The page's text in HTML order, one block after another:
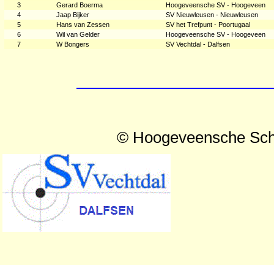
3
Gerard Boerma
Hoogeveensche SV - Hoogeveen
4
Jaap Bijker
SV Nieuwleusen - Nieuwleusen
5
Hans van Zessen
SV het Trefpunt - Poortugaal
6
Wil van Gelder
Hoogeveensche SV - Hoogeveen
7
W Bongers SV Vechtdal - Dalfsen
© Hoogeveensche